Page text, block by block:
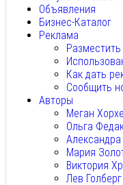
Объявления
Бизнес-Каталог
Реклама
Как дать
Сообщить
Авторы
Меган
Ольга
Мария
Виктория
Лев Голберг